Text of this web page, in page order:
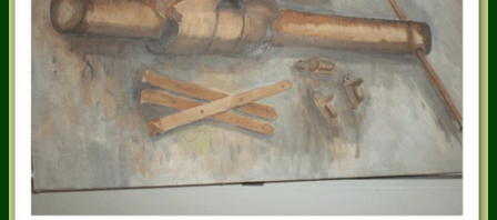
BULLETIN D'INFOS